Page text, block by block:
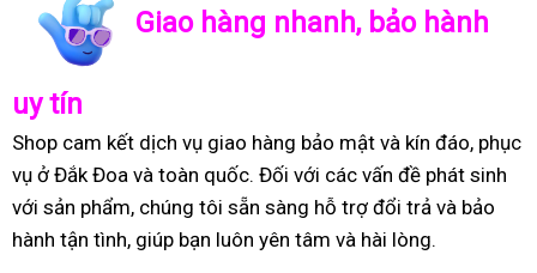
Giao hàng nhanh, bảo hành
uy tín
Shop cam kết dịch vụ giao hàng bảo mật và kín đáo, phục
vụ ở Đắk Đoa và toàn quốc. Đối với các vấn đề phát sinh
với sản phẩm, chúng tôi sẵn sàng hỗ trợ đổi trả và bảo
hành tận tình, giúp bạn luôn yên tâm và hài lòng.